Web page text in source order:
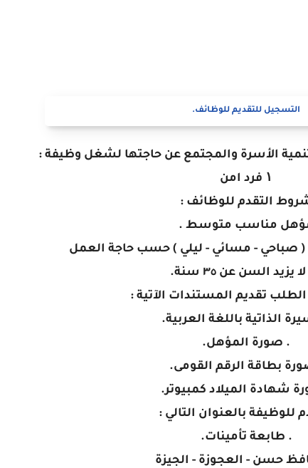
التسجيل للتقديم للوظائف.
الأسرة والمجتمع عن حاجتها لشغل وظيفة :
۱ فرد امن
التقدم للوظائف :
مناسب متوسط .
( صباحي - مسائي - ليلي ) حسب حاجة العمل
يزيد السن عن ٣٥ سنة.
تقديم المستندات الآتية :
الذاتية باللغة العربية.
. صورة المؤهل.
بطاقة الرقم القومى.
شهادة الميلاد كمبيوتر.
للوظيفة بالعنوان التالي :
. طابعة تأمينات.
حسن - العجوزة - الجيزة